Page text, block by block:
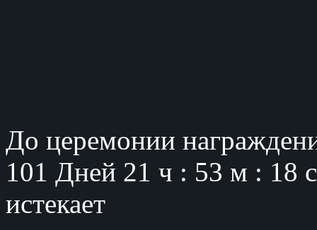
До церемонии
101 Дней 21 ч : 53 м : 17
истекает